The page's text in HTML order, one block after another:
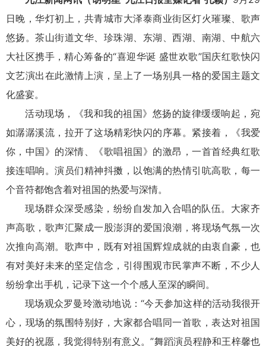
日晚，华灯初上，共青城市大泽泰商业街区灯火璀璨、歌声
悠扬。茶山街道文华、珍珠湖、东湖、西湖、南湖、中航六
大社区携手，精心筹备的“喜迎华诞 盛世欢歌”国庆红歌快闪
文艺演出在此激情上演，呈上了一场别具一格的爱国主题文
化盛宴。
活动现场，《我和我的祖国》悠扬的旋律缓缓响起，宛
如潺潺溪流，拉开了这场精彩快闪的序幕。紧接着，《我爱
你，中国》的深情、《歌唱祖国》的激昂，一首首经典红歌
接连唱响。演员们精神抖擞，以饱满的热情引吭高歌，每一
个音符都饱含着对祖国的热爱与深情。
现场群众深受感染，纷纷自发加入合唱的队伍。大家齐
声高歌，歌声汇聚成一股澎湃的爱国浪潮，将现场气氛一次
次推向高潮。歌声中，既有对祖国辉煌成就的由衷自豪，也
有对美好未来的坚定信念，引得围观市民掌声不断，不少人
纷纷拿出手机，记录下这一个个感人至深的瞬间。
现场观众罗曼玲激动地说：“今天参加这样的活动我很开
心，现场的氛围特别好，大家都合唱同一首歌，表达对祖国
美好的祝愿，我觉得特别有意义。”舞蹈演员程静和王梓馨也